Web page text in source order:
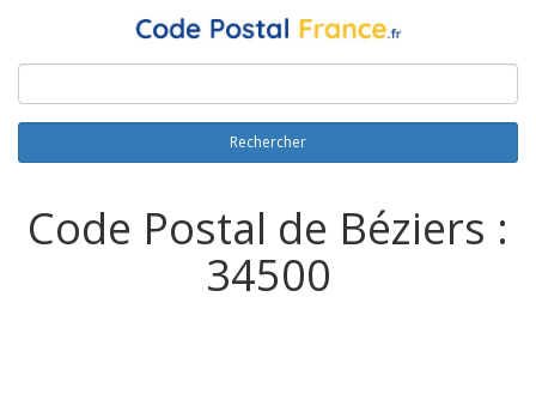
Rechercher
Code Postal de Béziers :
34500